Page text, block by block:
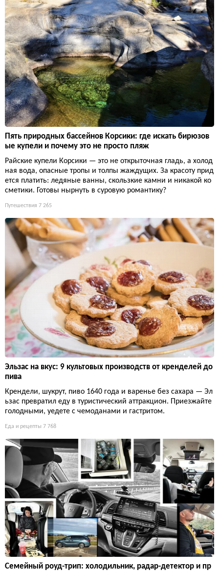
Пять природных бассейнов Корсики: где искать бирюзов
ые купели и почему это не просто пляж
Райские купели Корсики — это не открыточная гладь, а холод
ная вода, опасные тропы и толпы жаждущих. За красоту прид
ется платить: ледяные ванны, скользкие камни и никакой ко
сметики. Готовы нырнуть в суровую романтику?
Путешествия 7 265
Эльзас на вкус: 9 культовых производств от кренделей до
пива
Крендели, шукрут, пиво 1640 года и варенье без сахара — Эл
ьзас превратил еду в туристический аттракцион. Приезжайте
голодными, уедете с чемоданами и гастритом.
Еда и рецепты 7 768
Семейный роуд-трип: холодильник, радар-детектор и пр